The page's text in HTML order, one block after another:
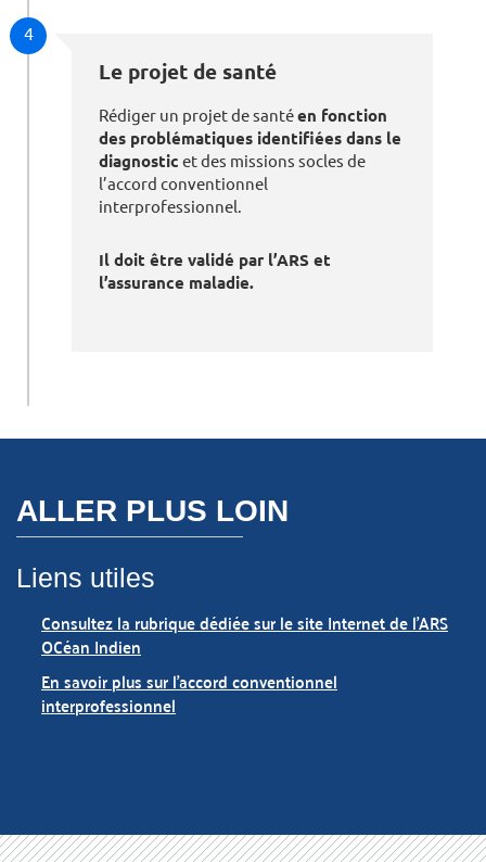
4
Le projet de santé
Rédiger un projet de santéen fonction
des problématiques identifiées dans le
diagnostic et des missions socles de
l’accord conventionnel
interprofessionnel.
Il doit être validé par l’ARS et
l’assurance maladie.
ALLER PLUS LOIN
Liens utiles
Consultez la rubrique dédiée sur le site Internet de l'ARS
OCéan Indien
En savoir plus sur l'accord conventionnel
interprofessionnel